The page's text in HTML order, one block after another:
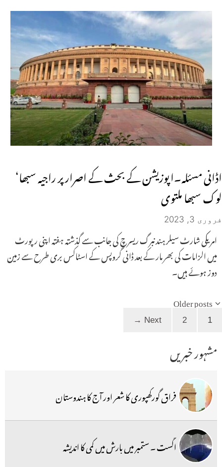
اڈانی مسئلہ۔اپوزیشن کے بحث کے اصرار پر راجیہ سبھا‘
لوک سبھا ملتوی
فروری 3, 2023
امریکی شارٹ سیلر ہندنبرگ ریسرچ کی جانب سے گذشتہ ہفتہ اپنی رپورٹ
میں الزامات کی بھر مار کے بعد ڈانی گروپس کے اسٹاکس بری طرح سے زمین
دوز ہوئے ہیں۔
Older posts
Page1
Page
2
Next
→
مشہور خبریں
فراق گورکھپوری کا شعر اور آج کا ہندوستان
اگست ۔ ستمبر میں بارش میں کمی کا اندیشہ